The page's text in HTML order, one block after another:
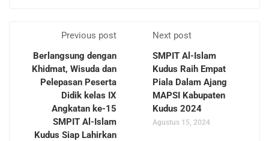
Previous post
Berlangsung dengan
Khidmat, Wisuda dan
Pelepasan Peserta
Didik kelas IX
Angkatan ke-15
SMPIT Al-Islam
Kudus Siap Lahirkan
Next post
SMPIT Al-Islam
Kudus Raih Empat
Piala Dalam Ajang
MAPSI Kabupaten
Kudus 2024
Agustus 15, 2024